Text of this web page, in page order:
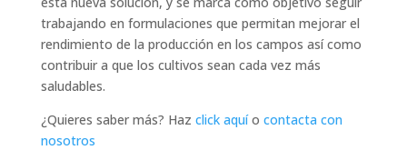
trabajando en formulaciones que permitan mejorar el
rendimiento de la producción en los campos así como
contribuir a que los cultivos sean cada vez más
saludables.
¿Quieres saber más? Haz click aquío contacta con
nosotros